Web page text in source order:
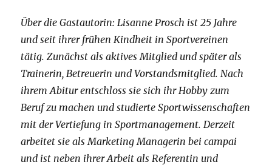
Über die Gastautorin: Lisanne Prosch ist 25 Jahre
und seit ihrer frühen Kindheit in Sportvereinen
tätig. Zunächst als aktives Mitglied und später als
Trainerin, Betreuerin und Vorstandsmitglied. Nach
ihrem Abitur entschloss sie sich ihr Hobby zum
Beruf zu machen und studierte Sportwissenschaften
mit der Vertiefung in Sportmanagement. Derzeit
arbeitet sie als Marketing Managerin bei campai
und ist neben ihrer Arbeit als Referentin und